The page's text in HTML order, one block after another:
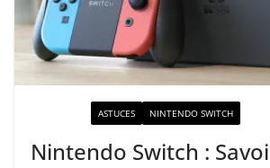
ASTUCES NINTENDO SWITCH
Nintendo Switch :